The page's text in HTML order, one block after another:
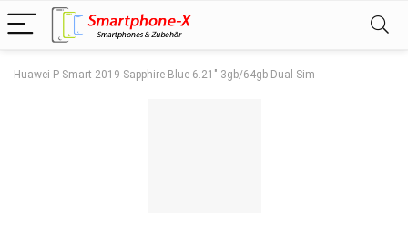
Huawei P Smart 2019 Sapphire Blue 6.21″ 3gb/64gb Dual Sim